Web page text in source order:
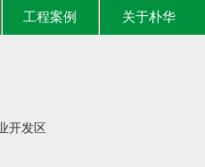
工程案例 关于朴华
开发区